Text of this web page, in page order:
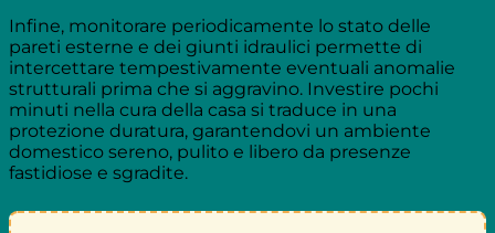
Infine, monitorare periodicamente lo stato delle
pareti esterne e dei giunti idraulici permette di
intercettare tempestivamente eventuali anomalie
strutturali prima che si aggravino. Investire pochi
minuti nella cura della casa si traduce in una
protezione duratura, garantendovi un ambiente
domestico sereno, pulito e libero da presenze
fastidiose e sgradite.